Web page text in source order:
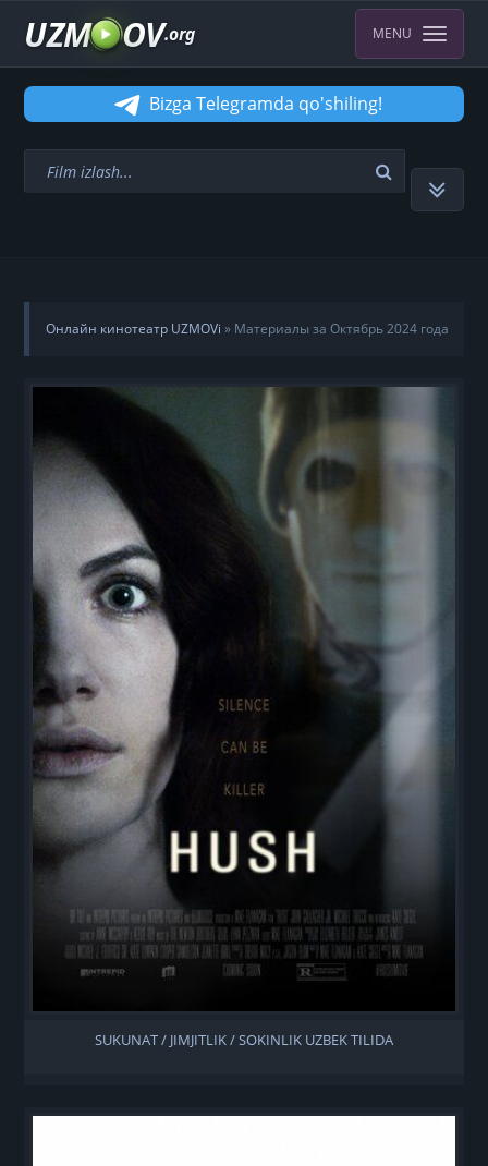
MENU
UZM OV.org
Bizga Telegramda qo'shiling!
Онлайн кинотеатр UZMOVi » Материалы за Октябрь 2024 года
SUKUNAT / JIMJITLIK / SOKINLIK UZBEK TILIDA